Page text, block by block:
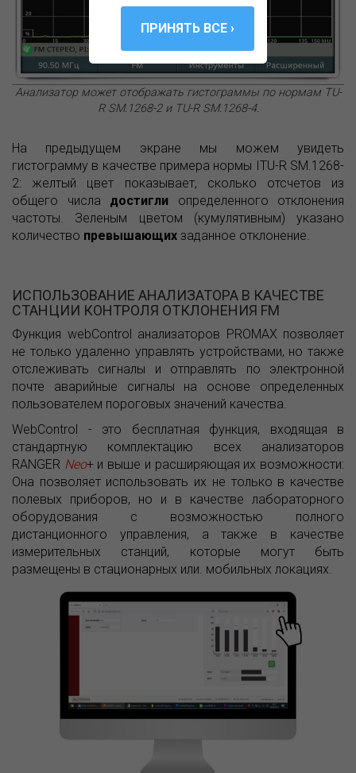
Анализатор может отображать гистограммы по нормам TU-
R SM.1268-2 и TU-R SM.1268-4.
На предыдущем экране мы можем увидеть
гистограмму в качестве примера нормы ITU-R SM.1268-
2: желтый цвет показывает, сколько отсчетов из
общего числа достигли определенного отклонения
частоты. Зеленым цветом (кумулятивным) указано
количество превышающих заданное отклонение.
ИСПОЛЬЗОВАНИЕ АНАЛИЗАТОРА В КАЧЕСТВЕ
СТАНЦИИ КОНТРОЛЯ ОТКЛОНЕНИЯ FM
Функция webControl анализаторов PROMAX позволяет
не только удаленно управлять устройствами, но также
отслеживать сигналы и отправлять по электронной
почте аварийные сигналы на основе определенных
пользователем пороговых значений качества.
WebControl - это бесплатная функция, входящая в
стандартную комплектацию всех анализаторов
RANGER Neo+ и выше и расширяющая их возможности:
Она позволяет использовать их не только в качестве
полевых приборов, но и в качестве лабораторного
оборудования с возможностью полного
дистанционного управления, а также в качестве
измерительных станций, которые могут быть
размещены в стационарных или. мобильных локациях.